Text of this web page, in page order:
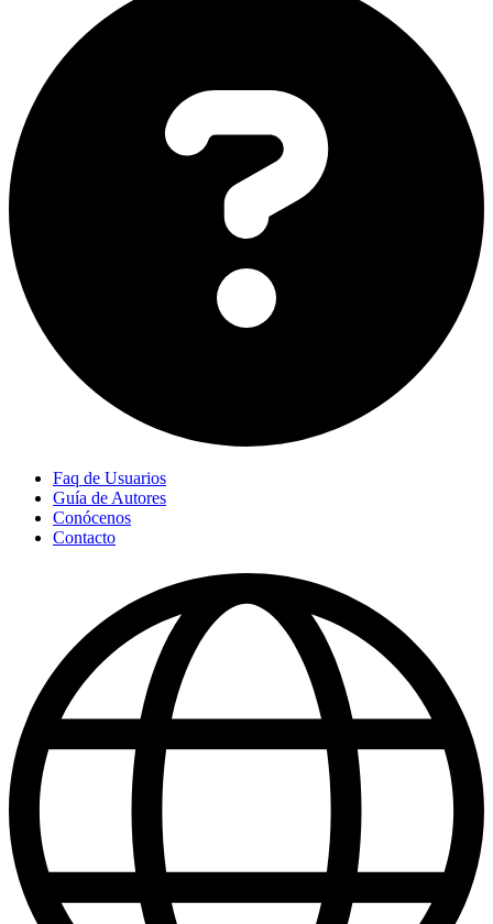
Faq de Usuarios
Guía de Autores
Conócenos
Contacto